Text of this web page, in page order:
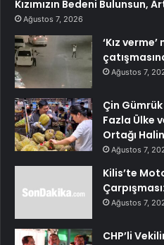
Kızımızın Bedeni Bulunsun,
Ağustos 7, 2026
‘Kız
Ağustos 7,
Çin
Fazla Ülke
Ortağı
Ağustos 7,
Kilis’te
Ağustos 7,
CHP’li